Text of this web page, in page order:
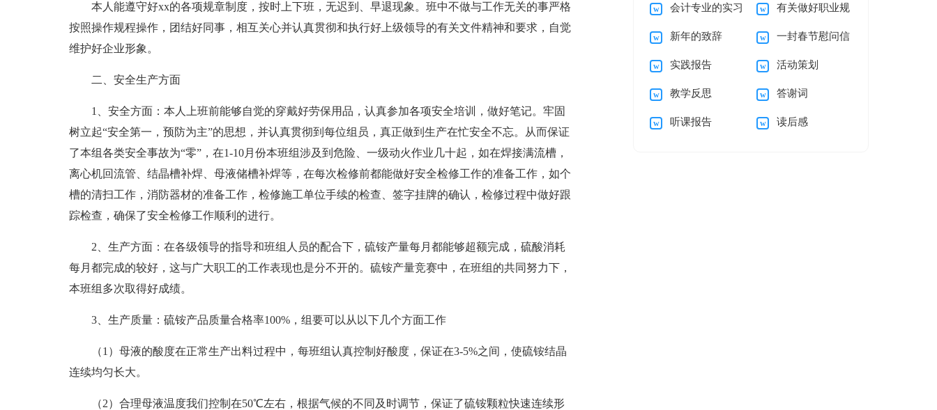
本人能遵守好xx的各项规章制度，按时上下班，无迟到、早退现象。班中不做与工作无关的事严格
按照操作规程操作，团结好同事，相互关心并认真贯彻和执行好上级领导的有关文件精神和要求，自觉
维护好企业形象。
二、安全生产方面
1、安全方面：本人上班前能够自觉的穿戴好劳保用品，认真参加各项安全培训，做好笔记。牢固
树立起“安全第一，预防为主”的思想，并认真贯彻到每位组员，真正做到生产在忙安全不忘。从而保证
了本组各类安全事故为“零”，在1-10月份本班组涉及到危险、一级动火作业几十起，如在焊接满流槽，
离心机回流管、结晶槽补焊、母液储槽补焊等，在每次检修前都能做好安全检修工作的准备工作，如个
槽的清扫工作，消防器材的准备工作，检修施工单位手续的检查、签字挂牌的确认，检修过程中做好跟
踪检查，确保了安全检修工作顺利的进行。
2、生产方面：在各级领导的指导和班组人员的配合下，硫铵产量每月都能够超额完成，硫酸消耗
每月都完成的较好，这与广大职工的工作表现也是分不开的。硫铵产量竞赛中，在班组的共同努力下，
本班组多次取得好成绩。
3、生产质量：硫铵产品质量合格率100%，组要可以从以下几个方面工作
（1）母液的酸度在正常生产出料过程中，每班组认真控制好酸度，保证在3-5%之间，使硫铵结晶
连续均匀长大。
（2）合理母液温度我们控制在50℃左右，根据气候的不同及时调节，保证了硫铵颗粒快速连续形
心得体会15篇 结
会计专业的实习
报告汇总6篇
有关做好职业规
划范文汇编5篇
新年的致辞 一封春节慰问信
15篇
实践报告 活动策划
教学反思 答谢词
听课报告 读后感